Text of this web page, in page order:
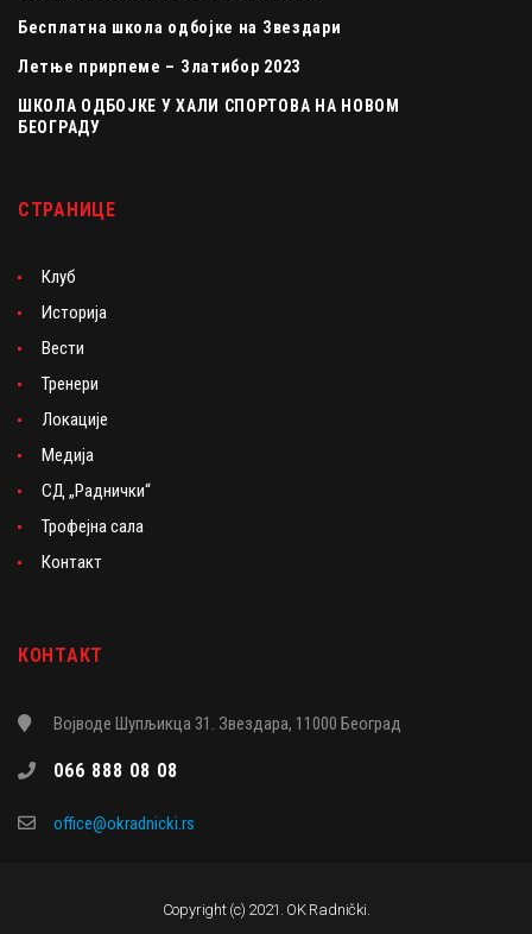
Бесплатна школа одбојке на Звездари
Летње прирпеме – Златибор 2023
ШКОЛА ОДБОЈКЕ У ХАЛИ СПОРТОВА НА НОВОМ
БЕОГРАДУ
СТРАНИЦЕ
Клуб
Историја
Вести
Тренери
Локације
Медија
СД „Раднички“
Трофејна сала
Контакт
КОНТАКТ
Војводе Шупљикца 31. Звездара, 11000 Београд
066 888 08 08
office@okradnicki.rs
Copyright (c) 2021. OK Radnički.